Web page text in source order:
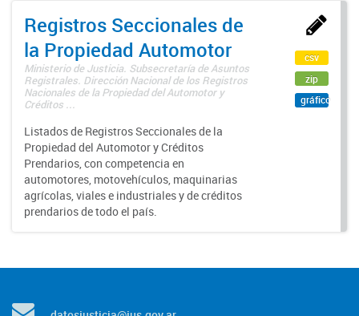
Registros Seccionales de
la Propiedad Automotor
Ministerio de Justicia. Subsecretaría de Asuntos
Registrales. Dirección Nacional de los Registros
Nacionales de la Propiedad del Automotor y
Créditos ...
Listados de Registros Seccionales de la
Propiedad del Automotor y Créditos
Prendarios, con competencia en
automotores, motovehículos, maquinarias
agrícolas, viales e industriales y de créditos
prendarios de todo el país.
csv
zip
gráfico